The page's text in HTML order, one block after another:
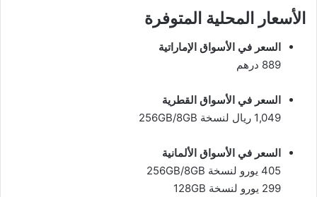
الأسعار المحلية المتوفرة
السعر في الأسواق الإماراتية
889 درهم
السعر في الأسواق القطرية
1,049 ريال لنسخة 256GB/8GB
السعر في الأسواق الألمانية
405 يورو لنسخة 256GB/8GB
299 يورو لنسخة 128GB